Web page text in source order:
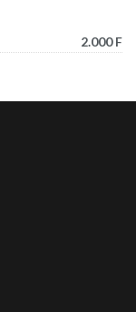
2.000 F